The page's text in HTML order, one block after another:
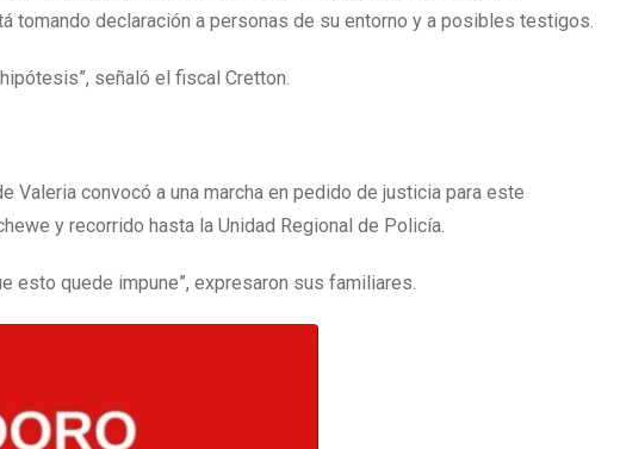
declaración a personas de su entorno y a posibles testigos.
señaló el fiscal Cretton.
convocó a una marcha en pedido de justicia para este
y recorrido hasta la Unidad Regional de Policía.
esto quede impune”, expresaron sus familiares.